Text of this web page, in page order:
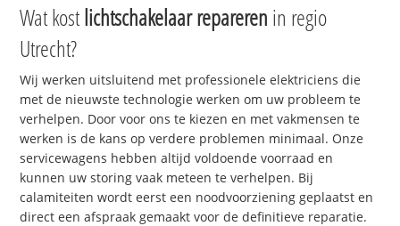
Wat kostlichtschakelaar repareren in regio
Utrecht?
Wij werken uitsluitend met professionele elektriciens die
met de nieuwste technologie werken om uw probleem te
verhelpen. Door voor ons te kiezen en met vakmensen te
werken is de kans op verdere problemen minimaal. Onze
servicewagens hebben altijd voldoende voorraad en
kunnen uw storing vaak meteen te verhelpen. Bij
calamiteiten wordt eerst een noodvoorziening geplaatst en
direct een afspraak gemaakt voor de definitieve reparatie.